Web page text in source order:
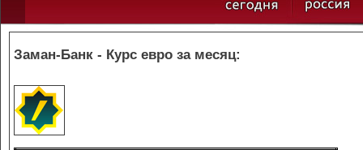
Заман-Банк - Курс евро за месяц: